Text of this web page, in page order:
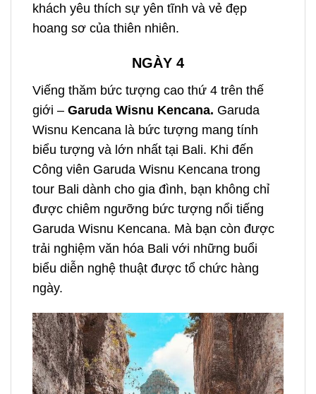
khách yêu thích sự yên tĩnh và vẻ đẹp
hoang sơ của thiên nhiên.
NGÀY 4
Viếng thăm bức tượng cao thứ 4 trên thế
giới – Garuda Wisnu Kencana. Garuda
Wisnu Kencana là bức tượng mang tính
biểu tượng và lớn nhất tại Bali. Khi đến
Công viên Garuda Wisnu Kencana trong
tour Bali dành cho gia đình, bạn không chỉ
được chiêm ngưỡng bức tượng nổi tiếng
Garuda Wisnu Kencana. Mà bạn còn được
trải nghiệm văn hóa Bali với những buổi
biểu diễn nghệ thuật được tổ chức hàng
ngày.